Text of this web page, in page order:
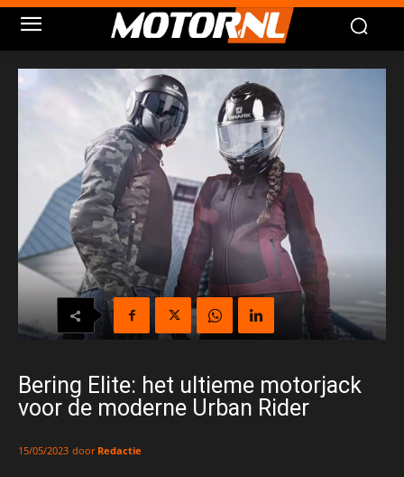
Bering Elite: het ultieme motorjack
voor de moderne Urban Rider
15/05/2023 door Redactie